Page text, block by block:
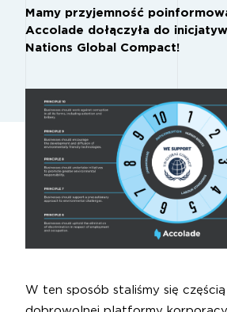
Mamy przyjemność
Accolade dołączyła do
Nations Global Compact!
W ten sposób staliśmy się częścią